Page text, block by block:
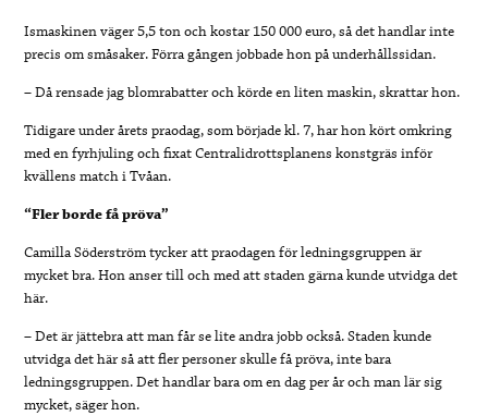
Ismaskinen väger 5,5 ton och kostar 150 000 euro, så det handlar inte
precis om småsaker. Förra gången jobbade hon på underhållssidan.
– Då rensade jag blomrabatter och körde en liten maskin, skrattar hon.
Tidigare under årets praodag, som började kl. 7, har hon kört omkring
med en fyrhjuling och fixat Centralidrottsplanens konstgräs inför
kvällens match i Tvåan.
“Fler borde få pröva”
Camilla Söderström tycker att praodagen för ledningsgruppen är
mycket bra. Hon anser till och med att staden gärna kunde utvidga det
här.
– Det är jättebra att man får se lite andra jobb också. Staden kunde
utvidga det här så att fler personer skulle få pröva, inte bara
ledningsgruppen. Det handlar bara om en dag per år och man lär sig
mycket, säger hon.